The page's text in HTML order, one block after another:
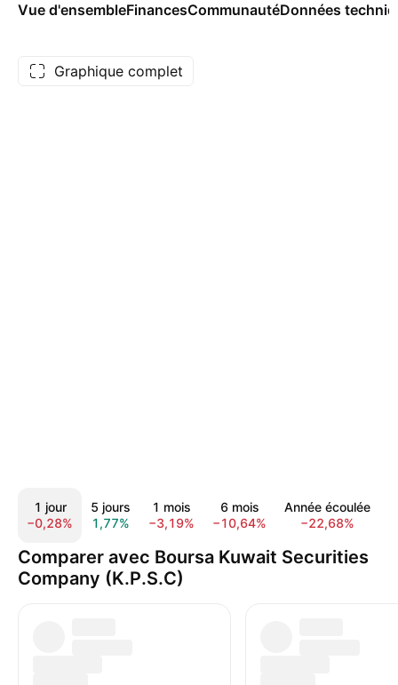
Vue d'ensembleFinancesCommunautéDonnées
Graphique complet
1 jour
−0,28%
5 jours
1,77%
1 mois
−3,19%
6 mois
−10,64%
Année écoulée
−22,68%
Comparer avec Boursa Kuwait Securities
Company (K.P.S.C)